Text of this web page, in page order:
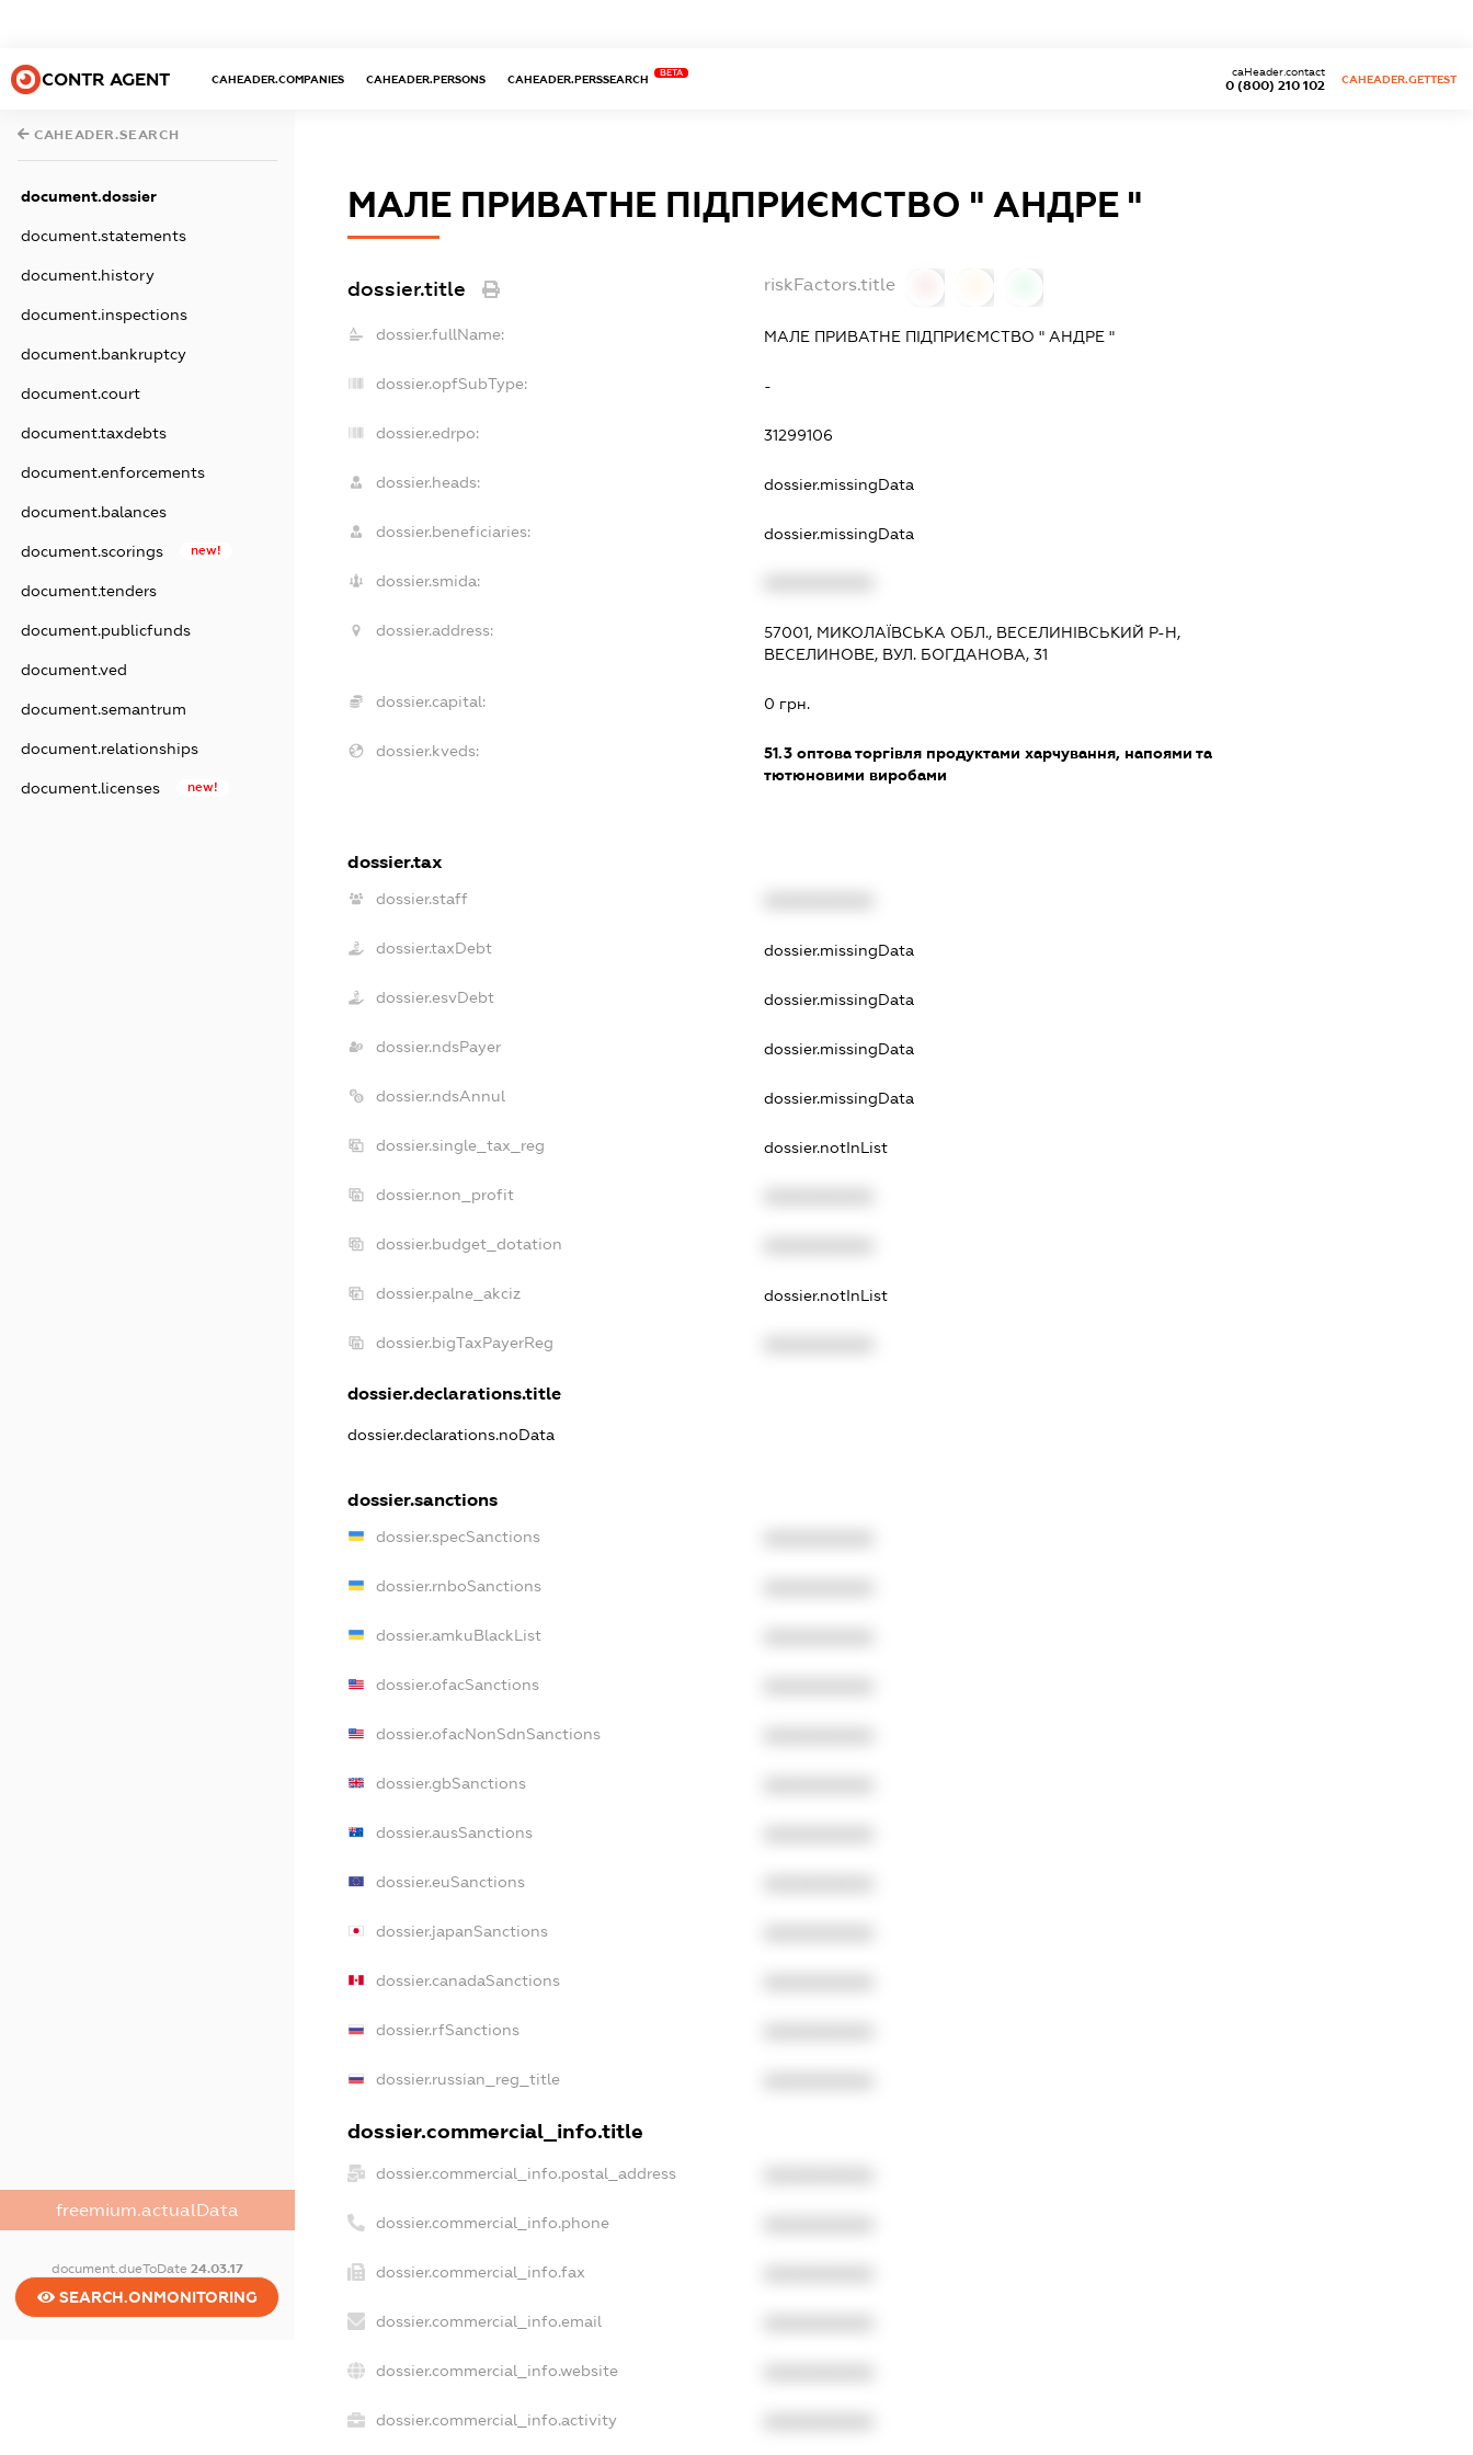
CONTR AGENT CAHEADER.COMPANIES CAHEADER.PERSONS CAHEADER.PERSSEARCH
BETA
0 (800) 210 102
caHeader.contact
CAHEADER.GETTEST
CAHEADER.SEARCH
document.dossier
document.statements
document.history
document.inspections
document.bankruptcy
document.court
document.taxdebts
document.enforcements
document.balances
document.scorings new!
document.tenders
document.publicfunds
document.ved
document.semantrum
document.relationships
document.licenses new!
freemium.actualData
document.dueToDate 24.03.17
SEARCH.ONMONITORING
МАЛЕ ПРИВАТНЕ ПІДПРИЄМСТВО " АНДРЕ "
dossier.title riskFactors.title
dossier.fullName: МАЛЕ ПРИВАТНЕ ПІДПРИЄМСТВО " АНДРЕ "
dossier.opfSubType: -
dossier.edrpo: 31299106
dossier.heads: dossier.missingData
dossier.beneficiaries: dossier.missingData
dossier.smida:
dossier.address:
57001, МИКОЛАЇВСЬКА ОБЛ., ВЕСЕЛИНІВСЬКИЙ Р-Н,
ВЕСЕЛИНОВЕ, ВУЛ. БОГДАНОВА, 31
dossier.capital: 0 грн.
dossier.kveds: 51.3оптова торгівля продуктами харчування, напоями та
тютюновими виробами
dossier.tax
dossier.staff
dossier.taxDebt dossier.missingData
dossier.esvDebt dossier.missingData
dossier.ndsPayer dossier.missingData
dossier.ndsAnnul dossier.missingData
dossier.single_tax_reg dossier.notInList
dossier.non_profit
dossier.budget_dotation
dossier.palne_akciz dossier.notInList
dossier.bigTaxPayerReg
dossier.declarations.title
dossier.declarations.noData
dossier.sanctions
dossier.specSanctions
dossier.rnboSanctions
dossier.amkuBlackList
dossier.ofacSanctions
dossier.ofacNonSdnSanctions
dossier.gbSanctions
dossier.ausSanctions
dossier.euSanctions
dossier.japanSanctions
dossier.canadaSanctions
dossier.rfSanctions
dossier.russian_reg_title
dossier.commercial_info.title
dossier.commercial_info.postal_address
dossier.commercial_info.phone
dossier.commercial_info.fax
dossier.commercial_info.email
dossier.commercial_info.website
dossier.commercial_info.activity